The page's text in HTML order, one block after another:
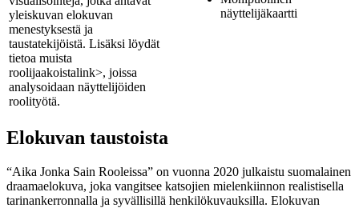
yleiskuvan elokuvan
menestyksestä ja
taustatekijöistä. Lisäksi löydät
tietoa muista
roolijaakoistalink>, joissa
analysoidaan näyttelijöiden
roolityötä.
näyttelijäkaartti
Elokuvan taustoista
“Aika Jonka Sain Rooleissa” on vuonna 2020 julkaistu suomalainen
draamaelokuva, joka vangitsee katsojien mielenkiinnon realistisella
tarinankerronnalla ja syvällisillä henkilökuvauksilla. Elokuvan